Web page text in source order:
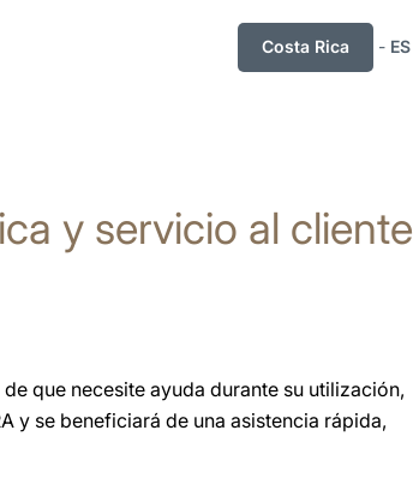
Costa Rica - ES
y servicio al cliente
que necesite ayuda durante su utilización,
y se beneficiará de una asistencia rápida,